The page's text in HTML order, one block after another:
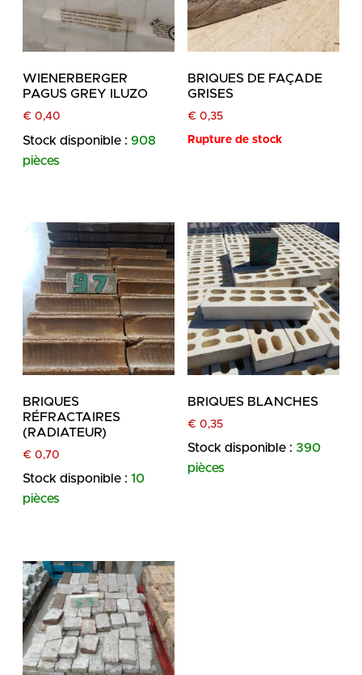
WIENERBERGER
PAGUS GREY ILUZO
€ 0,40
Stock disponible : 908
pièces
BRIQUES DE FAÇADE
GRISES
€ 0,35
Rupture de stock
BRIQUES
RÉFRACTAIRES
(RADIATEUR)
€ 0,70
Stock disponible : 10
pièces
BRIQUES BLANCHES
€ 0,35
Stock disponible : 390
pièces